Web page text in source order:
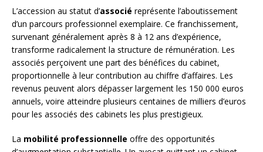
L’accession au statut d’associé représente l’aboutissement
d’un parcours professionnel exemplaire. Ce franchissement,
survenant généralement après 8 à 12 ans d’expérience,
transforme radicalement la structure de rémunération. Les
associés perçoivent une part des bénéfices du cabinet,
proportionnelle à leur contribution au chiffre d’affaires. Les
revenus peuvent alors dépasser largement les 150 000 euros
annuels, voire atteindre plusieurs centaines de milliers d’euros
pour les associés des cabinets les plus prestigieux.
La mobilité professionnelle offre des opportunités